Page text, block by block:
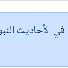
الأحاديث